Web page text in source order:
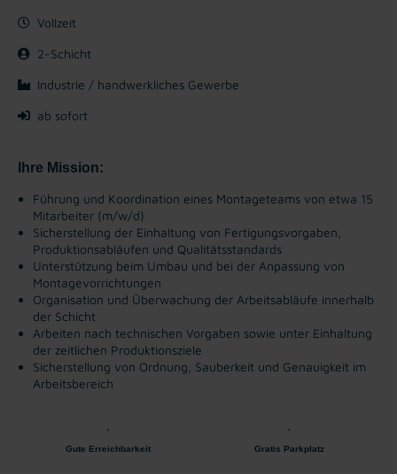
Vollzeit
2-Schicht
Industrie / handwerkliches Gewerbe
ab sofort
Ihre Mission:
Führung und Koordination eines Montageteams von etwa 15
Mitarbeiter (m/w/d)
Sicherstellung der Einhaltung von Fertigungsvorgaben,
Produktionsabläufen und Qualitätsstandards
Unterstützung beim Umbau und bei der Anpassung von
Montagevorrichtungen
Organisation und Überwachung der Arbeitsabläufe innerhalb
der Schicht
Arbeiten nach technischen Vorgaben sowie unter Einhaltung
der zeitlichen Produktionsziele
Sicherstellung von Ordnung, Sauberkeit und Genauigkeit im
Arbeitsbereich
Gute Erreichbarkeit Gratis Parkplatz